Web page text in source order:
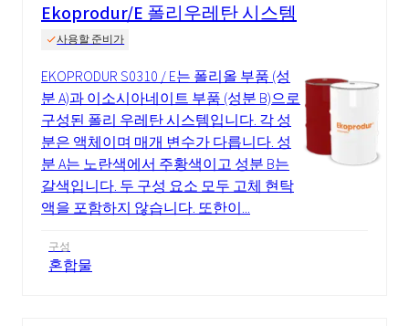
Ekoprodur/E 폴리우레탄 시스템
사용할 준비가
EKOPRODUR S0310 / E는 폴리올 부품 (성
분 A)과 이소시아네이트 부품 (성분 B)으로
구성된 폴리 우레탄 시스템입니다. 각 성
분은 액체이며 매개 변수가 다릅니다. 성
분 A는 노란색에서 주황색이고 성분 B는
갈색입니다. 두 구성 요소 모두 고체 현탁
액을 포함하지 않습니다. 또한이...
구성
혼합물